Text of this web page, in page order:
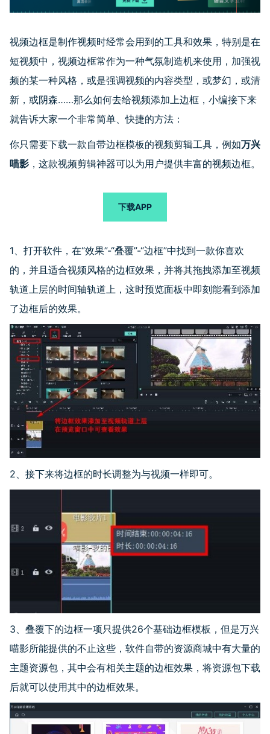
视频边框是制作视频时经常会用到的工具和效果，特别是在
短视频中，视频边框常作为一种气氛制造机来使用，加强视
频的某一种风格，或是强调视频的内容类型，或梦幻，或清
新，或阴森……那么如何去给视频添加上边框，小编接下来
就告诉大家一个非常简单、快捷的方法：
你只需要下载一款自带边框模板的视频剪辑工具，例如万兴
喵影 ，这款视频剪辑神器可以为用户提供丰富的视频边框。
下载APP
1、打开软件，在“效果”-“叠覆”-“边框”中找到一款你喜欢
的，并且适合视频风格的边框效果，并将其拖拽添加至视频
轨道上层的时间轴轨道上，这时预览面板中即刻能看到添加
了边框后的效果。
2、接下来将边框的时长调整为与视频一样即可。
3、叠覆下的边框一项只提供26个基础边框模板，但是万兴
喵影所能提供的不止这些，软件自带的资源商城中有大量的
主题资源包，其中会有相关主题的边框效果，将资源包下载
后就可以使用其中的边框效果。